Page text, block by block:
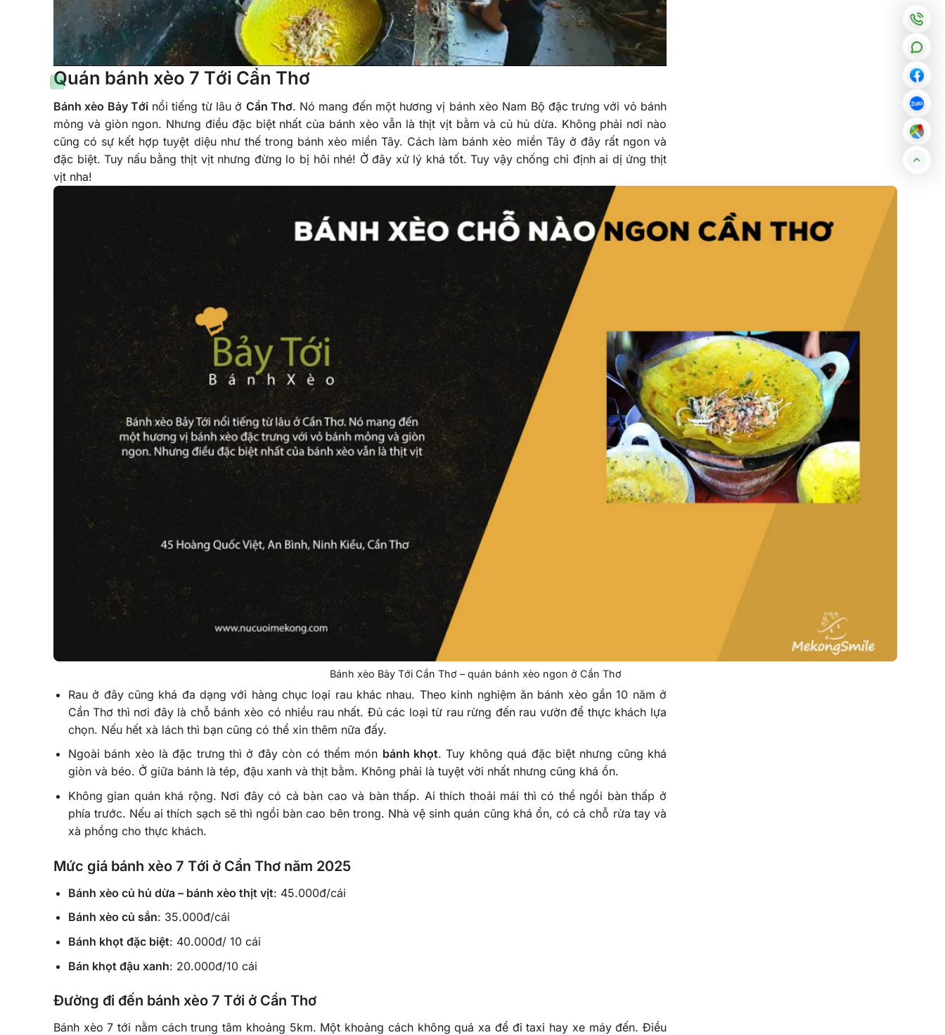
Quán bánh xèo 7 Tới Cần Thơ
Bánh xèo Bảy Tớinổi tiếng từ lâu ở Cần Thơ. Nó mang đến một hương vị bánh xèo Nam Bộ đặc trưng với vỏ bánh
mỏng và giòn ngon. Nhưng điều đặc biệt nhất của bánh xèo vẫn là thịt vịt bằm và củ hủ dừa. Không phải nơi nào
cũng có sự kết hợp tuyệt diệu như thế trong bánh xèo miền Tây. Cách làm bánh xèo miền Tây ở đây rất ngon và
đặc biệt. Tuy nấu bằng thịt vịt nhưng đừng lo bị hôi nhé! Ở đây xử lý khá tốt. Tuy vậy chống chỉ định ai dị ứng thịt
vịt nha!
Bánh xèo Bảy Tới Cần Thơ – quán bánh xèo ngon ở Cần Thơ
Rau ở đây cũng khá đa dạng với hàng chục loại rau khác nhau. Theo kinh nghiệm ăn bánh xèo gần 10 năm ở
Cần Thơ thì nơi đây là chỗ bánh xèo có nhiều rau nhất. Đủ các loại từ rau rừng đến rau vườn để thực khách lựa
chọn. Nếu hết xà lách thì bạn cũng có thể xin thêm nữa đấy.
Ngoài bánh xèo là đặc trưng thì ở đây còn có thểm món bánh khọt. Tuy không quá đặc biệt nhưng cũng khá
giòn và béo. Ở giữa bánh là tép, đậu xanh và thịt bằm. Không phải là tuyệt vời nhất nhưng cũng khá ổn.
Không gian quán khá rộng. Nơi đây có cả bàn cao và bàn thấp. Ai thích thoải mái thì có thể ngồi bàn thấp ở
phía trước. Nếu ai thích sạch sẽ thì ngồi bàn cao bên trong. Nhà vệ sinh quán cũng khá ổn, có cả chỗ rửa tay và
xà phồng cho thực khách.
Mức giá bánh xèo 7 Tới ở Cần Thơ năm 2025
Bánh xèo củ hủ dừa – bánh xèo thịt vịt: 45.000đ/cái
Bánh xèo củ sắn: 35.000đ/cái
Bánh khọt đặc biệt: 40.000đ/ 10 cái
Bán khọt đậu xanh: 20.000đ/10 cái
Đường đi đến bánh xèo 7 Tới ở Cần Thơ
Bánh xèo 7 tới nằm cách trung tâm khoảng 5km. Một khoảng cách không quá xa để đi taxi hay xe máy đến. Điều